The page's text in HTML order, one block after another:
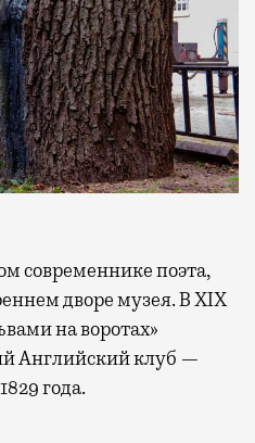
дворе музея. В XIX
на воротах»
Английский клуб —
года.